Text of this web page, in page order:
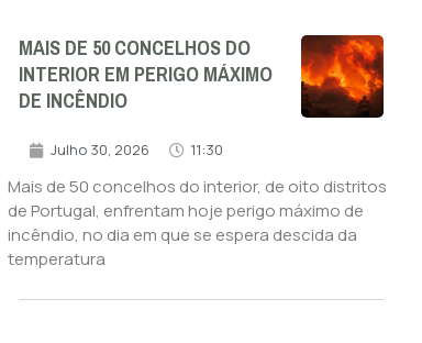
MAIS DE 50 CONCELHOS DO
INTERIOR EM PERIGO MÁXIMO
DE INCÊNDIO
Julho 30, 2026 11:30
Mais de 50 concelhos do interior, de oito distritos
de Portugal, enfrentam hoje perigo máximo de
incêndio, no dia em que se espera descida da
temperatura